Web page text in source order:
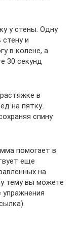
у стены. Одну
стену и
в колене, а
30 секунд
в
на пятку.
спину
помогает в
еще
на
тему вы можете